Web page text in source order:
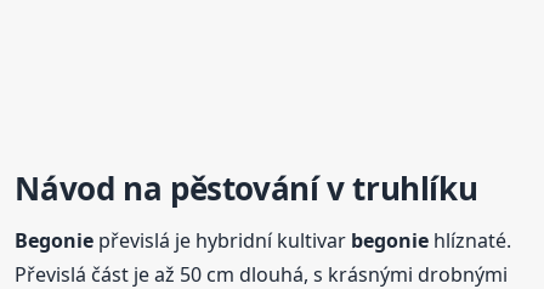
Návod na pěstování v truhlíku
Begonie převislá je hybridní kultivar begonie hlíznaté.
Převislá část je až 50 cm dlouhá, s krásnými drobnými